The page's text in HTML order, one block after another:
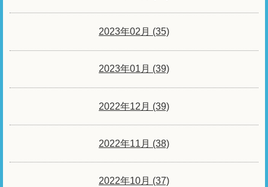
2023年02月 (35)
2023年01月 (39)
2022年12月 (39)
2022年11月 (38)
2022年10月 (37)